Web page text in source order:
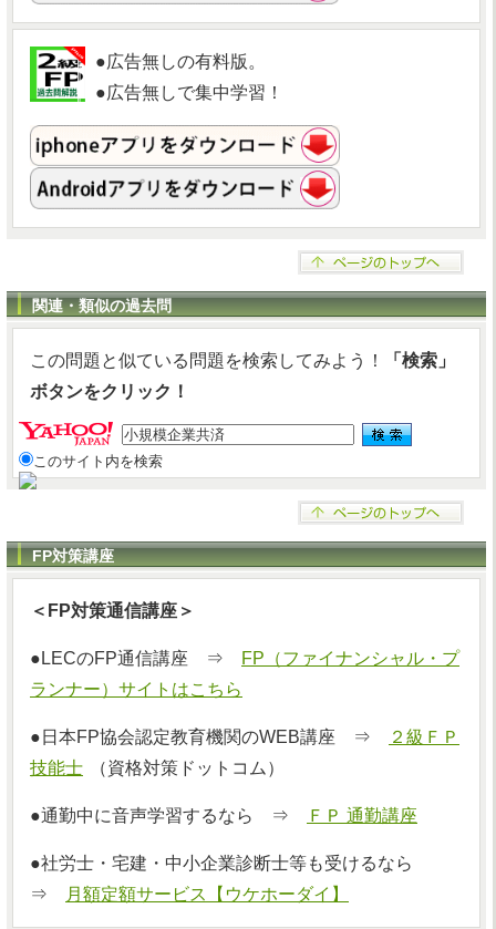
●広告無しの有料版。
●広告無しで集中学習！
関連・類似の過去問
この問題と似ている問題を検索してみよう！
「検索」
ボタンをクリック！
このサイト内を検索
FP対策講座
＜FP対策通信講座＞
●LECのFP通信講座 ⇒
FP（ファイナンシャル・プ
ランナー）サイトはこちら
●日本FP協会認定教育機関のWEB講座 ⇒
２級ＦＰ
技能士
（資格対策ドットコム）
●通勤中に音声学習するなら ⇒ ＦＰ 通勤講座
●社労士・宅建・中小企業診断士等も受けるなら
⇒
月額定額サービス【ウケホーダイ】